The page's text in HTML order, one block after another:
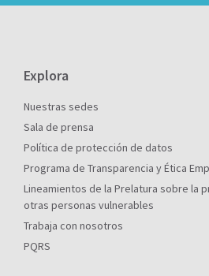
Explora
Nuestras sedes
Sala de prensa
Política de protección de datos
Programa de Transparencia y Ética
Lineamientos de la Prelatura sobre la
otras personas vulnerables
Trabaja con nosotros
PQRS